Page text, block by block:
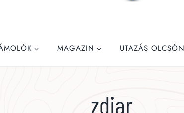
MAGAZIN UTAZÁS OLCSÓN
zdiar